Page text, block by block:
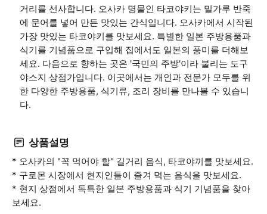
거리를 선사합니다. 오사카 명물인 타코야키는 밀가루 반죽
에 문어를 넣어 만든 맛있는 간식입니다. 오사카에서 시작된
가장 맛있는 타코야키를 맛보세요. 특별한 일본 주방용품과
식기를 기념품으로 구입해 집에서도 일본의 풍미를 더해보
세요. 다음으로 향하는 곳은 '국민의 주방'이라 불리는 도구
야스지 상점가입니다. 이곳에서는 개인과 전문가 모두를 위
한 다양한 주방용품, 식기류, 조리 장비를 만나볼 수 있습니
다.
상품설명
* 오사카의 "꼭 먹어야 할" 길거리 음식, 타코야끼를 맛보세요.
* 구로몬 시장에서 현지인들이 즐겨 먹는 음식을 맛보세요.
* 현지 상점에서 독특한 일본 주방용품과 식기 기념품을 찾아
보세요.